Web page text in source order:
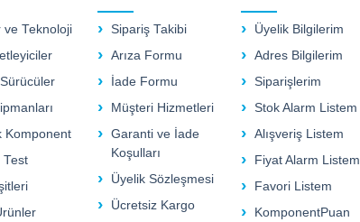
ve Teknoloji
Komponent
Test
Sipariş Takibi
Arıza Formu
İade Formu
Müşteri Hizmetleri
Garanti ve İade
Koşulları
Üyelik Sözleşmesi
Ücretsiz Kargo
Üyelik Bilgilerim
Adres Bilgilerim
Siparişlerim
Stok Alarm Listem
Alışveriş Listem
Fiyat Alarm Listem
Favori Listem
KomponentPuan